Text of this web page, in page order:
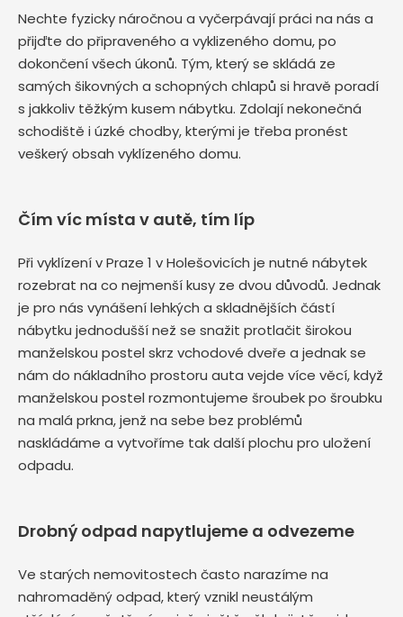
Nechte fyzicky náročnou a vyčerpávají práci na nás a
přijďte do připraveného a vyklizeného domu, po
dokončení všech úkonů. Tým, který se skládá ze
samých šikovných a schopných chlapů si hravě poradí
s jakkoliv těžkým kusem nábytku. Zdolají nekonečná
schodiště i úzké chodby, kterými je třeba pronést
veškerý obsah vyklízeného domu.
Čím víc místa v autě, tím líp
Při vyklízení v Praze 1 v Holešovicích je nutné nábytek
rozebrat na co nejmenší kusy ze dvou důvodů. Jednak
je pro nás vynášení lehkých a skladnějších částí
nábytku jednodušší než se snažit protlačit širokou
manželskou postel skrz vchodové dveře a jednak se
nám do nákladního prostoru auta vejde více věcí, když
manželskou postel rozmontujeme šroubek po šroubku
na malá prkna, jenž na sebe bez problémů
naskládáme a vytvoříme tak další plochu pro uložení
odpadu.
Drobný odpad napytlujeme a odvezeme
Ve starých nemovitostech často narazíme na
nahromaděný odpad, který vznikl neustálým